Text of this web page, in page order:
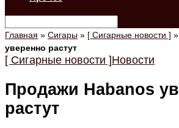
Главная » Сигары » [ Сигарные новости ] »
уверенно растут
[ Сигарные новости ]Новости
Продажи Habanos
растут